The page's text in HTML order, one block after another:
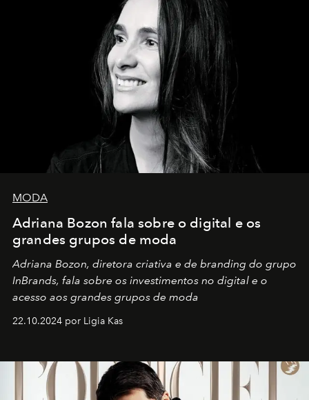
MODA
Adriana Bozon fala sobre o digital e os
grandes grupos de moda
Adriana Bozon, diretora criativa e de branding do grupo
InBrands, fala sobre os investimentos no digital e o
acesso aos grandes grupos de moda
22.10.2024 por Ligia Kas